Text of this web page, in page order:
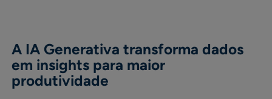
A IA Generativa transforma dados
em insights para maior
produtividade